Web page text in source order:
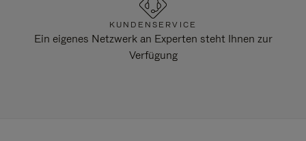
KUNDENSERVICE
Ein eigenes Netzwerk an Experten steht Ihnen zur
Verfügung